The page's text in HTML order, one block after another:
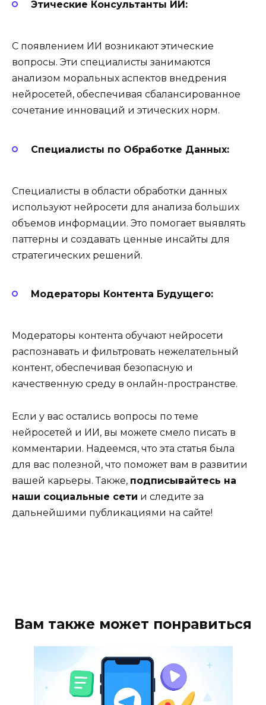
Этические Консультанты ИИ:
С появлением ИИ возникают этические
вопросы. Эти специалисты занимаются
анализом моральных аспектов внедрения
нейросетей, обеспечивая сбалансированное
сочетание инноваций и этических норм.
Специалисты по Обработке Данных:
Специалисты в области обработки данных
используют нейросети для анализа больших
объемов информации. Это помогает выявлять
паттерны и создавать ценные инсайты для
стратегических решений.
Модераторы Контента Будущего:
Модераторы контента обучают нейросети
распознавать и фильтровать нежелательный
контент, обеспечивая безопасную и
качественную среду в онлайн-пространстве.
Если у вас остались вопросы по теме
нейросетей и ИИ, вы можете смело писать в
комментарии. Надеемся, что эта статья была
для вас полезной, что поможет вам в развитии
вашей карьеры. Также, подписывайтесь на
наши социальные сети и следите за
дальнейшими публикациями на сайте!
Вам также может понравиться